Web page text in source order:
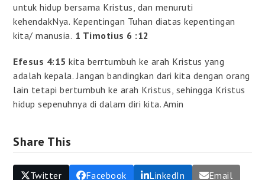
untuk hidup bersama Kristus, dan menuruti
kehendakNya. Kepentingan Tuhan diatas kepentingan
kita/ manusia. 1 Timotius 6 :12
Efesus 4:15kita berrtumbuh ke arah Kristus yang
adalah kepala. Jangan bandingkan dari kita dengan orang
lain tetapi bertumbuh ke arah Kristus, sehingga Kristus
hidup sepenuhnya di dalam diri kita. Amin
Share This
Twitter Facebook LinkedIn Email